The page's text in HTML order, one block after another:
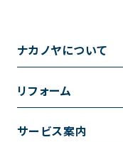
ナカノヤについて
事業内容
リフォーム
トイレのリフォーム
サービス案内